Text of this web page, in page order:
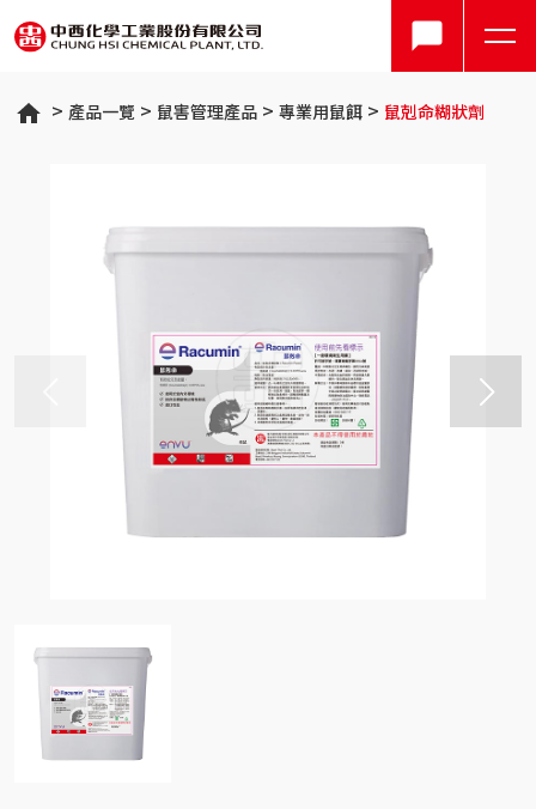
產品一覽 鼠害管理產品 專業用鼠餌 鼠剋命糊狀劑